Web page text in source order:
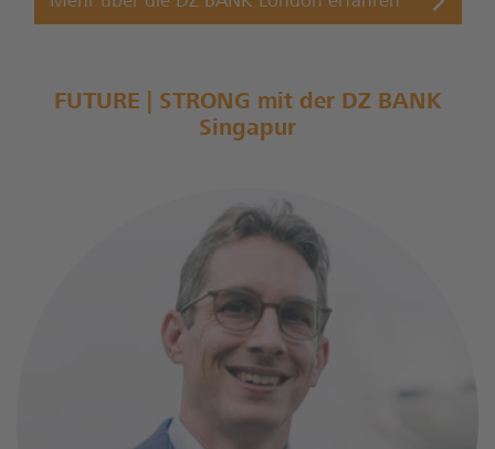
FUTURE | STRONG mit der DZ BANK
Singapur